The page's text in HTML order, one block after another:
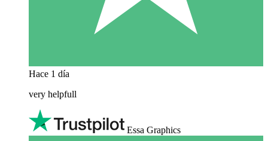
Hace 1 día
very helpfull
Essa Graphics